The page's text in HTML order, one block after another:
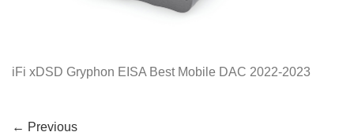
iFi xDSD Gryphon EISA Best Mobile DAC 2022-2023
← Previous